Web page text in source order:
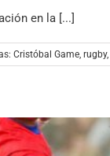
en la [...]
Cristóbal Game, rugby,